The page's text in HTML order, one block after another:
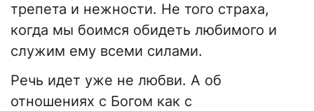
трепета и нежности. Не того страха,
когда мы боимся обидеть любимого и
служим ему всеми силами.
Речь идет уже не любви. А об
отношениях с Богом как с